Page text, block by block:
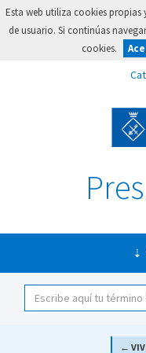
Esta web utiliza cookies propias
de usuario. Si continúas
cookies.
←